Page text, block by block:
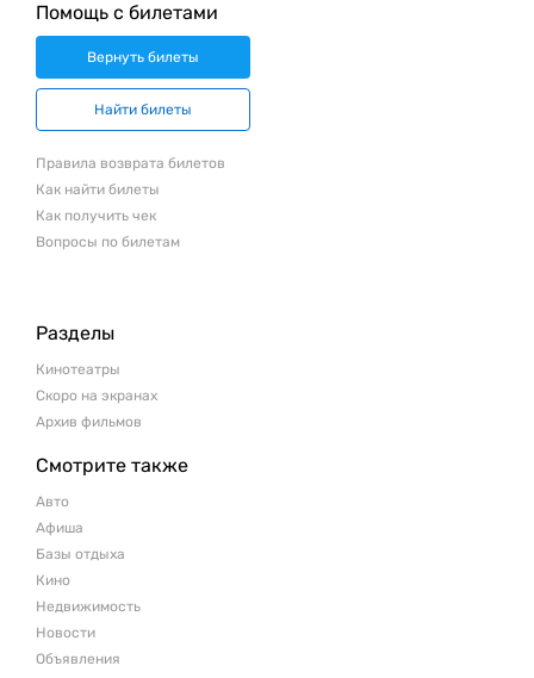
Помощь с билетами
Вернуть билеты
Найти билеты
Правила возврата билетов
Как найти билеты
Как получить чек
Вопросы по билетам
Разделы
Кинотеатры
Скоро на экранах
Архив фильмов
Смотрите также
Авто
Афиша
Базы отдыха
Кино
Недвижимость
Новости
Объявления